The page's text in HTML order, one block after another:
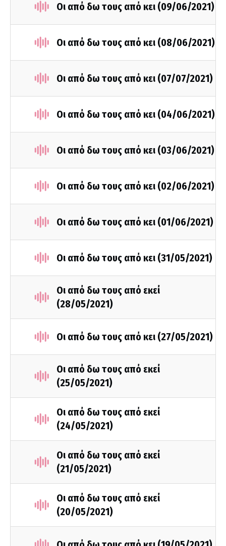
Οι από δω τους από κει (09/06/2021)
Οι από δω τους από κει (08/06/2021)
Οι από δω τους από κει (07/07/2021)
Οι από δω τους από κει (04/06/2021)
Οι από δω τους από κει (03/06/2021)
Οι από δω τους από κει (02/06/2021)
Οι από δω τους από κει (01/06/2021)
Οι από δω τους από κει (31/05/2021)
Οι από δω τους από εκεί
(28/05/2021)
Οι από δω τους από κει (27/05/2021)
Οι από δω τους από εκεί
(25/05/2021)
Οι από δω τους από εκεί
(24/05/2021)
Οι από δω τους από εκεί
(21/05/2021)
Οι από δω τους από εκεί
(20/05/2021)